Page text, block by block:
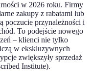
w 2026 roku. Firmy
zakupy z rabatami lub
poczucie przynależności i
To podejście nowego
– klienci nie tylko
w ekskluzywnych
zwiększyły sprzedaż
Institute).